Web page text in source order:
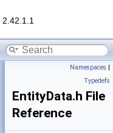
2.42.1.1
Namespaces |
Typedefs
EntityData.h File
Reference